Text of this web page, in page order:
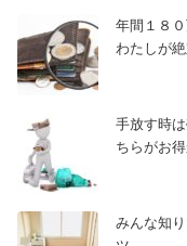
年間１８０
わたしが
手放す時
ちらがお
みんな知